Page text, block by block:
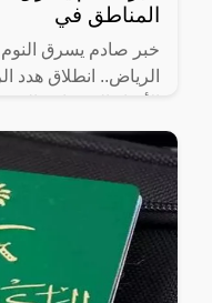
المناطق في
خبر صادم يسرق
الرياض.. انطلاق هدد